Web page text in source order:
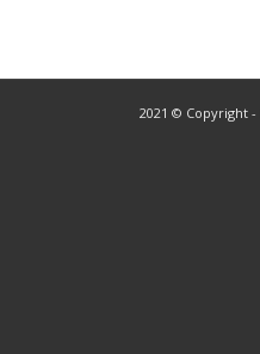
2021 © Copyright -